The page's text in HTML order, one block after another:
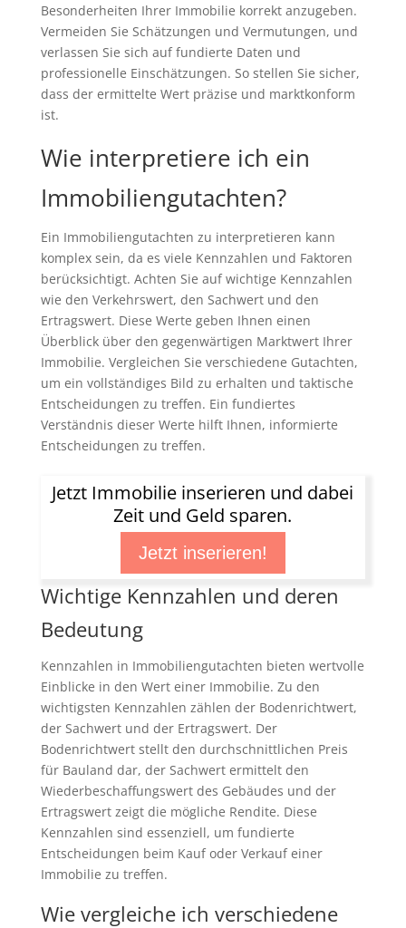
Besonderheiten Ihrer Immobilie korrekt anzugeben.
Vermeiden Sie Schätzungen und Vermutungen, und
verlassen Sie sich auf fundierte Daten und
professionelle Einschätzungen. So stellen Sie sicher,
dass der ermittelte Wert präzise und marktkonform
ist.
Wie interpretiere ich ein
Immobiliengutachten?
Ein Immobiliengutachten zu interpretieren kann
komplex sein, da es viele Kennzahlen und Faktoren
berücksichtigt. Achten Sie auf wichtige Kennzahlen
wie den Verkehrswert, den Sachwert und den
Ertragswert. Diese Werte geben Ihnen einen
Überblick über den gegenwärtigen Marktwert Ihrer
Immobilie. Vergleichen Sie verschiedene Gutachten,
um ein vollständiges Bild zu erhalten und taktische
Entscheidungen zu treffen. Ein fundiertes
Verständnis dieser Werte hilft Ihnen, informierte
Entscheidungen zu treffen.
Jetzt Immobilie inserieren und dabei
Zeit und Geld sparen.
Jetzt inserieren!
Wichtige Kennzahlen und deren
Bedeutung
Kennzahlen in Immobiliengutachten bieten wertvolle
Einblicke in den Wert einer Immobilie. Zu den
wichtigsten Kennzahlen zählen der Bodenrichtwert,
der Sachwert und der Ertragswert. Der
Bodenrichtwert stellt den durchschnittlichen Preis
für Bauland dar, der Sachwert ermittelt den
Wiederbeschaffungswert des Gebäudes und der
Ertragswert zeigt die mögliche Rendite. Diese
Kennzahlen sind essenziell, um fundierte
Entscheidungen beim Kauf oder Verkauf einer
Immobilie zu treffen.
Wie vergleiche ich verschiedene